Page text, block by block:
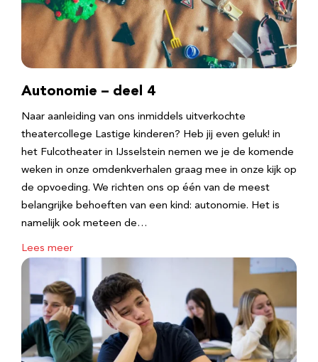
Autonomie – deel 4
Naar aanleiding van ons inmiddels uitverkochte
theatercollege Lastige kinderen? Heb jij even geluk! in
het Fulcotheater in IJsselstein nemen we je de komende
weken in onze omdenkverhalen graag mee in onze kijk op
de opvoeding. We richten ons op één van de meest
belangrijke behoeften van een kind: autonomie. Het is
namelijk ook meteen de…
Lees meer